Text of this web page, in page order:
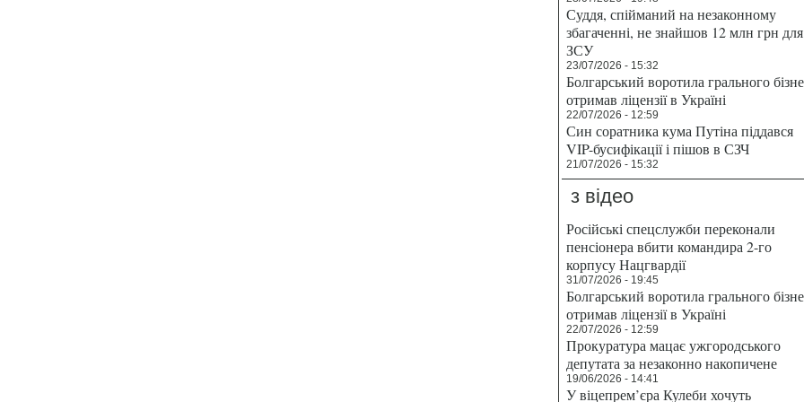
Суддя, спійманий на незаконному
збагаченні, не знайшов 12 млн грн для
ЗСУ
23/07/2026 - 15:32
Болгарський воротила грального
отримав ліцензії в Україні
22/07/2026 - 12:59
Син соратника кума Путіна піддався
VIP-бусифікації і пішов в СЗЧ
21/07/2026 - 15:32
з відео
Російські спецслужби переконали
пенсіонера вбити командира 2-го
корпусу Нацгвардії
31/07/2026 - 19:45
Болгарський воротила грального
отримав ліцензії в Україні
22/07/2026 - 12:59
Прокуратура мацає ужгородського
депутата за незаконно накопичене
19/06/2026 - 14:41
У віцепрем’єра Кулеби хочуть